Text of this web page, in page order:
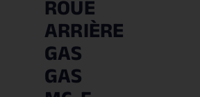
ARRIÈRE
GAS
GAS